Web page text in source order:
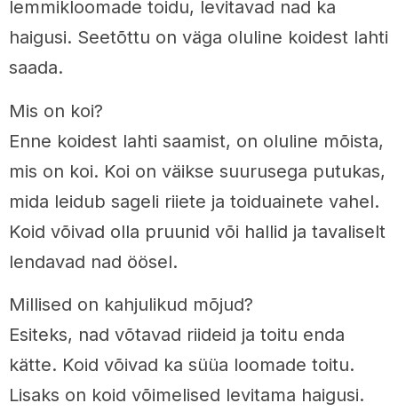
lemmikloomade toidu, levitavad nad ka
haigusi. Seetõttu on väga oluline koidest lahti
saada.
Mis on koi?
Enne koidest lahti saamist, on oluline mõista,
mis on koi. Koi on väikse suurusega putukas,
mida leidub sageli riiete ja toiduainete vahel.
Koid võivad olla pruunid või hallid ja tavaliselt
lendavad nad öösel.
Millised on kahjulikud mõjud?
Esiteks, nad võtavad riideid ja toitu enda
kätte. Koid võivad ka süüa loomade toitu.
Lisaks on koid võimelised levitama haigusi.